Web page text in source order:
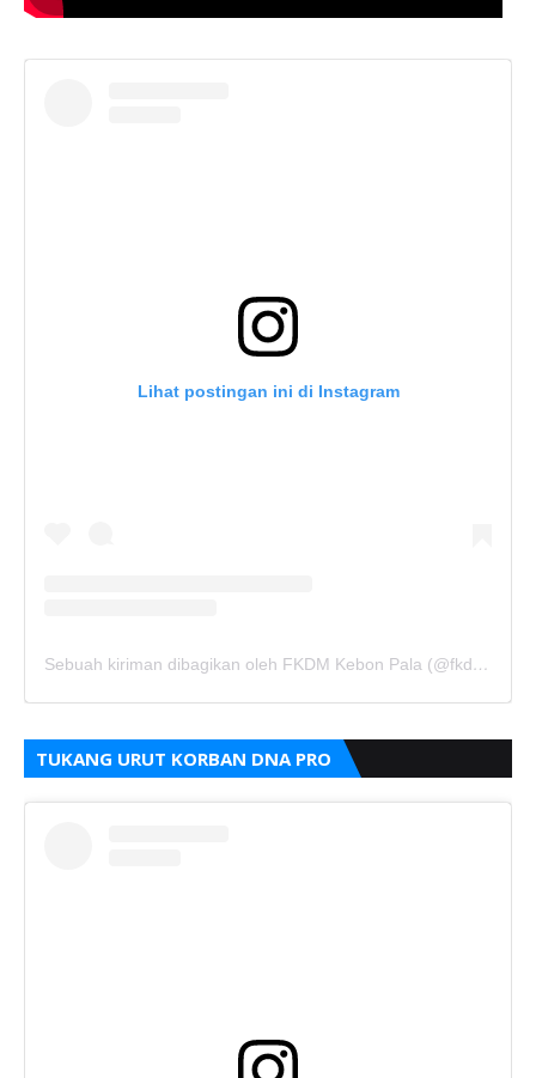
Lihat postingan ini di Instagram
Sebuah kiriman dibagikan oleh FKDM Kebon Pala (@fkdm_kebonpala)
TUKANG URUT KORBAN DNA PRO